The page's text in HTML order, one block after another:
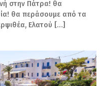
εκδήλωση
180 χρόνια
παρέλαση, με
με
επικαιρότητα
στην Πάτρα! θα
θα περάσουμε από τα
Ελατού […]